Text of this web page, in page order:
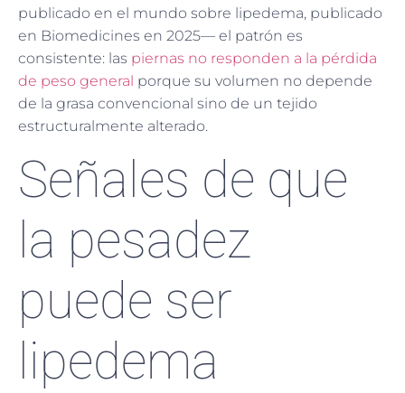
publicado en el mundo sobre lipedema, publicado
en Biomedicines en 2025— el patrón es
consistente: las piernas no responden a la pérdida
de peso general porque su volumen no depende
de la grasa convencional sino de un tejido
estructuralmente alterado.
Señales de que
la pesadez
puede ser
lipedema